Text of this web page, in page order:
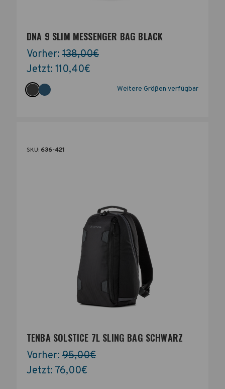
DNA 9 SLIM MESSENGER BAG BLACK
Vorher: 138,00€
Jetzt: 110,40€
Weitere Größen verfügbar
SKU: 636-421
TENBA SOLSTICE 7L SLING BAG SCHWARZ
Vorher: 95,00€
Jetzt: 76,00€